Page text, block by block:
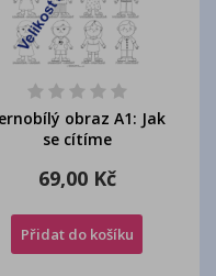
obraz A1: Jak
se cítíme
69,00 Kč
Přidat do košíku